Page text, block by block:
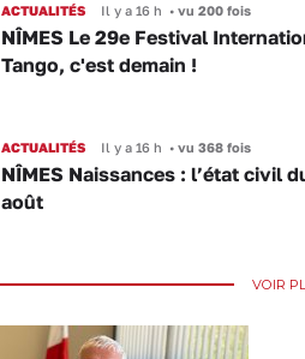
ACTUALITÉS Il y a 16 h •vu 200 fois
NÎMES Le 29e Festival
Tango, c'est demain !
ACTUALITÉS Il y a 16 h •vu 368 fois
NÎMES Naissances : l’état civil
août
VOIR